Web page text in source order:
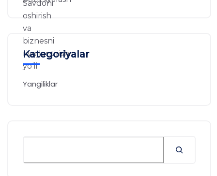
Kategoriyalar
Yangiliklar